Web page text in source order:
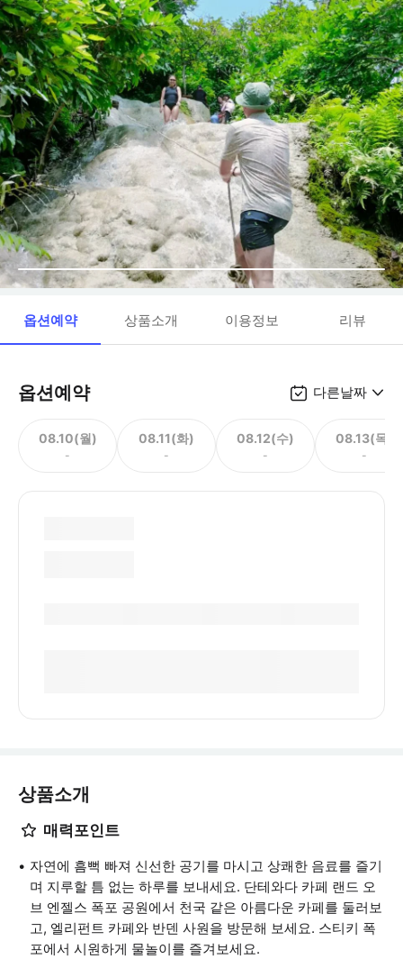
옵션예약 상품소개 이용정보 리뷰
옵션예약 다른날짜
08.10(월)
-
08.11(화)
-
08.12(수)
-
08.13(목)
-
상품소개
매력포인트
자연에 흠뻑 빠져 신선한 공기를 마시고 상쾌한 음료를 즐기
며 지루할 틈 없는 하루를 보내세요. 단테와다 카페 랜드 오
브 엔젤스 폭포 공원에서 천국 같은 아름다운 카페를 둘러보
고, 엘리펀트 카페와 반덴 사원을 방문해 보세요. 스티키 폭
포에서 시원하게 물놀이를 즐겨보세요.